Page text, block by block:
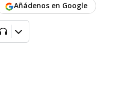
Añádenos en Google